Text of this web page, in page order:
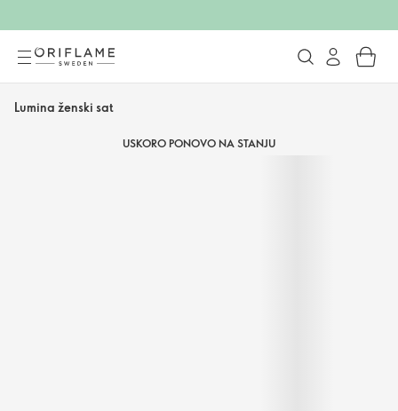
Lumina ženski sat
USKORO PONOVO NA STANJU